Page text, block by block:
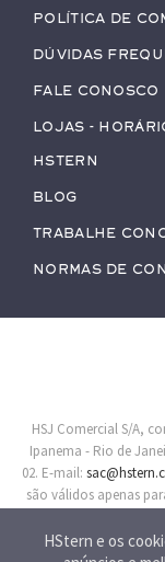
HStern e os
Política de
Dúvidas
Fale conosco
Lojas -
HStern
Blog
Trabalhe
Normas de
HSJ Comercial S/A,
Ipanema - Rio de
02. E-mail:
são válidos apenas